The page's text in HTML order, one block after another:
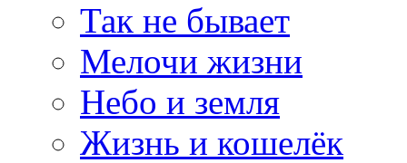
Так не бывает
Мелочи жизни
Небо и земля
Жизнь и кошелёк